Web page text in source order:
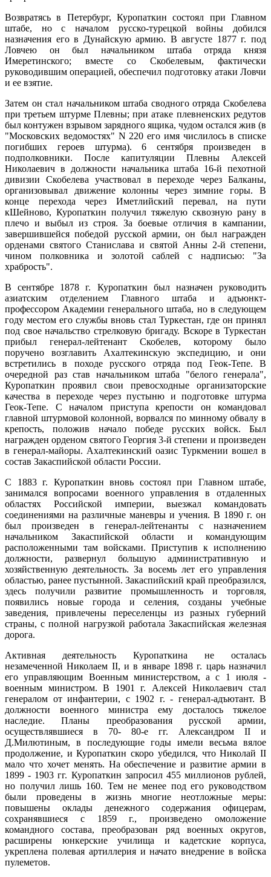
Возвратясь в Петербург, Куропаткин состоял при Главном
штабе, но с началом русско-турецкой войны добился
назначения его в Дунайскую армию. В августе 1877 г. под
Ловчею он был начальником штаба отряда князя
Имеретинского; вместе со Скобелевым, фактически
руководившим операцией, обеспечил подготовку атаки Ловчи
и ее взятие.
Затем он стал начальником штаба сводного отряда Скобелева
при третьем штурме Плевны; при атаке плевненских редутов
был контужен взрывом зарядного ящика, чудом остался жив (в
"Московских ведомостях" N 220 его имя числилось в списке
погибших героев штурма). 6 сентября произведен в
подполковники. После капитуляции Плевны Алексей
Николаевич в должности начальника штаба 16-й пехотной
дивизии Скобелева участвовал в переходе через Балканы,
организовывал движение колонны через зимние горы. В
конце перехода через Иметлийский перевал, на пути
кШейново, Куропаткин получил тяжелую сквозную рану в
плечо и выбыл из строя. За боевые отличия в кампании,
завершившейся победой русской армии, он был награжден
орденами святого Станислава и святой Анны 2-й степени,
чином полковника и золотой саблей с надписью: "За
храбрость".
В сентябре 1878 г. Куропаткин был назначен руководить
азиатским отделением Главного штаба и адъюнкт-
профессором Академии генерального штаба, но в следующем
году местом его службы вновь стал Туркестан, где он принял
под свое начальство стрелковую бригаду. Вскоре в Туркестан
прибыл генерал-лейтенант Скобелев, которому было
поручено возглавить Ахалтекинскую экспедицию, и они
встретились в походе русского отряда под Геок-Тепе. В
очередной раз став начальником штаба "белого генерала",
Куропаткин проявил свои превосходные организаторские
качества в переходе через пустыню и подготовке штурма
Геок-Тепе. С началом приступа крепости он командовал
главной штурмовой колонной, ворвался по минному обвалу в
крепость, положив начало победе русских войск. Был
награжден орденом святого Георгия 3-й степени и произведен
в генерал-майоры. Ахалтекинский оазис Туркмении вошел в
состав Закаспийской области России.
С 1883 г. Куропаткин вновь состоял при Главном штабе,
занимался вопросами военного управления в отдаленных
областях Российской империи, выезжал командовать
соединениями на различные маневры и учения. В 1890 г. он
был произведен в генерал-лейтенанты с назначением
начальником Закаспийской области и командующим
расположенными там войсками. Приступив к исполнению
должности, развернул большую административную и
хозяйственную деятельность. За восемь лет его управления
областью, ранее пустынной. Закаспийский край преобразился,
здесь получили развитие промышленность и торговля,
появились новые города и селения, созданы учебные
заведения, привлечены переселенцы из разных губерний
страны, с полной нагрузкой работала Закаспийская железная
дорога.
Активная деятельность Куропаткина не осталась
незамеченной Николаем II, и в январе 1898 г. царь назначил
его управляющим Военным министерством, а с 1 июля -
военным министром. В 1901 г. Алексей Николаевич стал
генералом от инфантерии, с 1902 г. - генерал-адъютант. В
должности военного министра ему досталось тяжелое
наследие. Планы преобразования русской армии,
осуществлявшиеся в 70- 80-е гг. Александром II и
Д.Милютиным, в последующие годы имели весьма вялое
продолжение, и Куропаткин скоро убедился, что Николай II
мало что хочет менять. На обеспечение и развитие армии в
1899 - 1903 гг. Куропаткин запросил 455 миллионов рублей,
но получил лишь 160. Тем не менее под его руководством
были проведены в жизнь многие неотложные меры:
повышены оклады денежного содержания офицерам,
сохранявшиеся с 1859 г., произведено омоложение
командного состава, преобразован ряд военных округов,
расширены юнкерские училища и кадетские корпуса,
укреплена полевая артиллерия и начато внедрение в войска
пулеметов.